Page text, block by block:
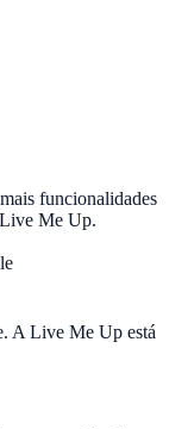
funcionalidades
Me Up.
A Live Me Up está